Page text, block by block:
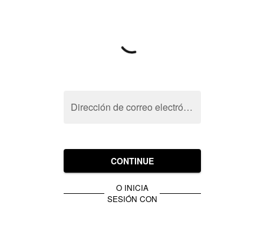
Dirección de correo electrónico
CONTINUE
O INICIA
SESIÓN CON